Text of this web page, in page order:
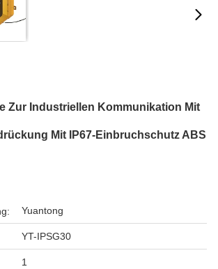
Zur Industriellen Kommunikation Mit
Mit IP67-Einbruchschutz ABS
Yuantong
YT-IPSG30
1